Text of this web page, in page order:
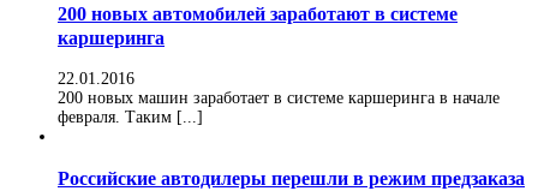
200 новых автомобилей заработают в системе
каршеринга
22.01.2016
200 новых машин заработает в системе каршеринга в начале
февраля. Таким [...]
Российские автодилеры перешли в режим предзаказа